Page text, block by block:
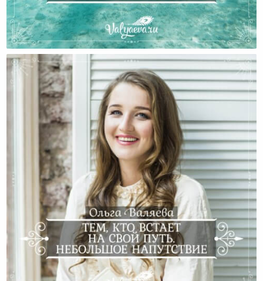
Жизнь До Детей И После – Будет Ли Как Раньше?